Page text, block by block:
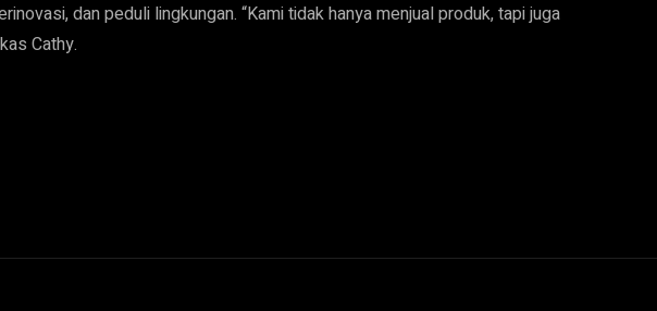
dan peduli lingkungan. “Kami tidak hanya menjual produk, tapi juga
Cathy.